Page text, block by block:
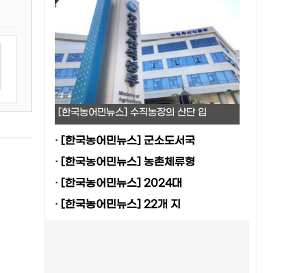
[한국농어민뉴스] 수직농장의 산단 입
· [한국농어민뉴스] 군소도서국
· [한국농어민뉴스] 농촌체류형
· [한국농어민뉴스] 2024대
· [한국농어민뉴스] 22개 지